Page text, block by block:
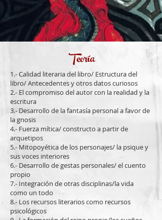
Teoría
1.- Calidad literaria del libro/ Estructura del
libro/ Antecedentes y otros datos curiosos
2.- El compromiso del autor con la realidad y la
escritura
3.- Desarrollo de la fantasía personal a favor de
la gnosis
4.- Fuerza mítica/ constructo a partir de
arquetipos
5.- Mitopoyética de los personajes/ la psique y
sus voces interiores
6.- Desarrollo de gestas personales/ el cuento
propio
7.- Integración de otras disciplinas/la vida
como un todo
8.- Los recursos literarios como recursos
psicológicos